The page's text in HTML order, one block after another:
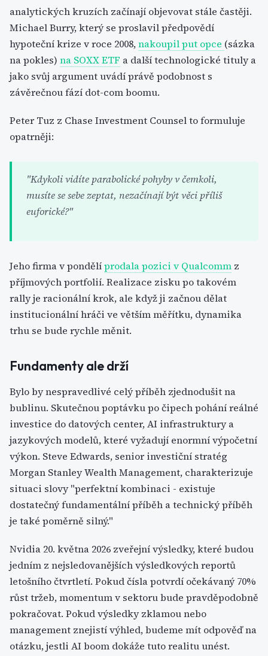
analytických kruzích začínají objevovat stále častěji.
Michael Burry, který se proslavil předpovědí
hypoteční krize v roce 2008,nakoupil put opce (sázka
na pokles) na SOXX ETF a další technologické tituly a
jako svůj argument uvádí právě podobnost s
závěrečnou fází dot-com boomu.
Peter Tuz z Chase Investment Counsel to formuluje
opatrněji:
"Kdykoli vidíte parabolické pohyby v čemkoli,
musíte se sebe zeptat, nezačínají být věci příliš
euforické?"
Jeho firma v pondělíprodala pozici v Qualcomm z
příjmových portfolií. Realizace zisku po takovém
rally je racionální krok, ale když ji začnou dělat
institucionální hráči ve větším měřítku, dynamika
trhu se bude rychle měnit.
Fundamenty ale drží
Bylo by nespravedlivé celý příběh zjednodušit na
bublinu. Skutečnou poptávku po čipech pohání reálné
investice do datových center, AI infrastruktury a
jazykových modelů, které vyžadují enormní výpočetní
výkon. Steve Edwards, senior investiční stratég
Morgan Stanley Wealth Management, charakterizuje
situaci slovy "perfektní kombinaci - existuje
dostatečný fundamentální příběh a technický příběh
je také poměrně silný."
Nvidia 20. května 2026 zveřejní výsledky, které budou
jedním z nejsledovanějších výsledkových reportů
letošního čtvrtletí. Pokud čísla potvrdí očekávaný 70%
růst tržeb, momentum v sektoru bude pravděpodobně
pokračovat. Pokud výsledky zklamou nebo
management znejistí výhled, budeme mít odpověď na
otázku, jestli AI boom dokáže tuto realitu unést.